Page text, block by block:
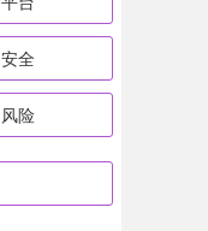
安全
风险